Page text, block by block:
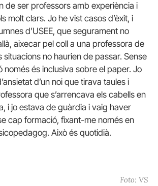
de ser professors amb experiència i
molt clars. Jo he vist casos d’èxit, i
d’USEE, que segurament no
aixecar pel coll a una professora de
situacions no haurien de passar. Sense
només és inclusiva sobre el paper. Jo
d’un noi que tirava taules i
que s’arrencava els cabells en
i jo estava de guàrdia i vaig haver
cap formació, fixant-me només en
Això és quotidià.
Foto: VS